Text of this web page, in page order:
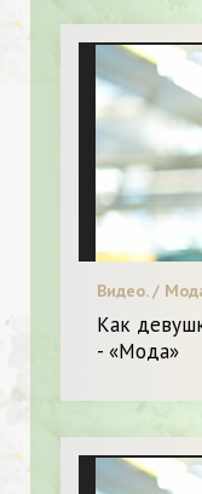
Видео. /
тенденции. /
Я и Мода.
Как
- «Мода»